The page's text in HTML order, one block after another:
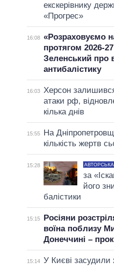
екскерівнику
«Прогрес»
16:08 «Розраховуємо
протягом 2026-
Зеленський про
антибалістику
16:03 Херсон
атаки рф,
кілька днів
15:55
На
кількість жертв
15:28
за
його
балістики
15:15
Росіяни
воїна поблизу
Донеччині –
15:14 У Києві засудили